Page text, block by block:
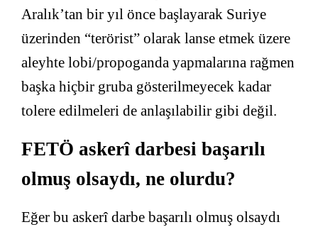
Aralık’tan bir yıl önce başlayarak Suriye
üzerinden “terörist” olarak lanse etmek üzere
aleyhte lobi/propoganda yapmalarına rağmen
başka hiçbir gruba gösterilmeyecek kadar
tolere edilmeleri de anlaşılabilir gibi değil.
FETÖ askerî darbesi başarılı
olmuş olsaydı, ne olurdu?
Eğer bu askerî darbe başarılı olmuş olsaydı